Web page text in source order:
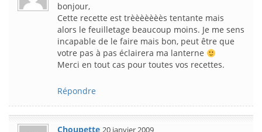
bonjour,
Cette recette est trèèèèèèès tentante mais
alors le feuilletage beaucoup moins. Je me sens
incapable de le faire mais bon, peut être que
votre pas à pas éclairera ma lanterne
Merci en tout cas pour toutes vos recettes.
Répondre
Choupette